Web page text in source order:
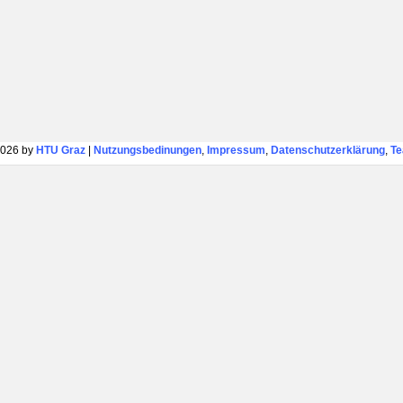
by HTU Graz| Nutzungsbedinungen, Impressum, Datenschutzerklärung,